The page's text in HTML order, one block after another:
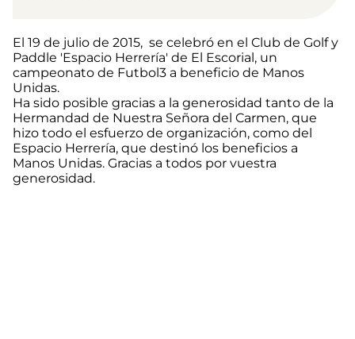
El 19 de julio de 2015, se celebró en el Club de Golf y
Paddle 'Espacio Herrería' de El Escorial, un
campeonato de Futbol3 a beneficio de Manos
Unidas.
Ha sido posible gracias a la generosidad tanto de la
Hermandad de Nuestra Señora del Carmen, que
hizo todo el esfuerzo de organización, como del
Espacio Herrería, que destinó los beneficios a
Manos Unidas. Gracias a todos por vuestra
generosidad.